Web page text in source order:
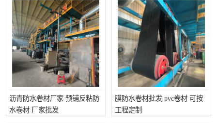
沥青防水卷材厂家 预铺反粘防
水卷材 厂家批发
膜防水卷材批发 pvc卷材 可按
工程定制